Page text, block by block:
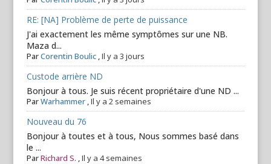
RE: [NA] Problème de perte de puissance
J'ai exactement les même symptômes sur une NB.
Maza d...
ParCorentin Boulic, Il y a 3 jours
Custode arrière ND
Bonjour à tous. Je suis récent propriétaire d'une ND ...
ParWarhammer, Il y a 2 semaines
Nouveau du 76
Bonjour à toutes et à tous, Nous sommes basé dans
le ...
ParRichard S. Il y a 4 semaines